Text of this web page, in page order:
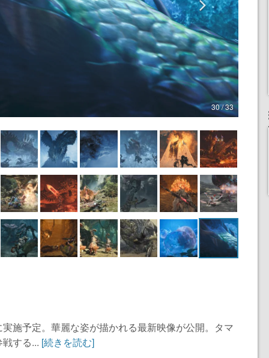
30 / 33
施予定。華麗な姿が描かれる最新映像が公開。タマ
する... [続きを読む]